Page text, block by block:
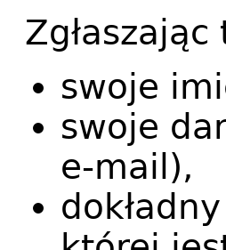
swoje
swoje
e-mail),